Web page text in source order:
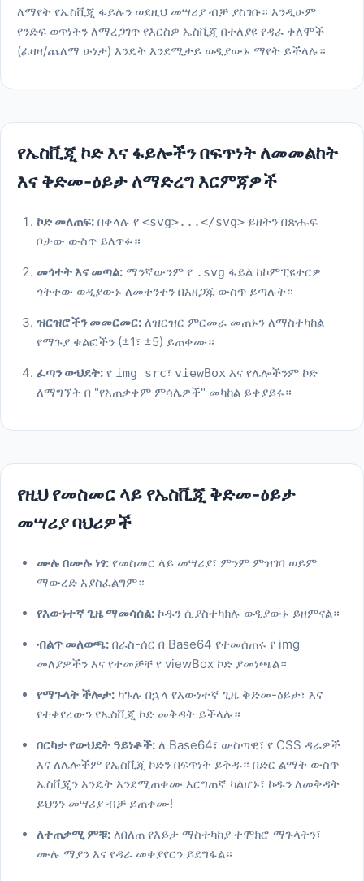
ለማየት የኤስቪጂ ፋይሉን ወደዚህ መሣሪያ ብቻ ያስገቡ። እንዲሁም
የንድፍ ወጥነትን ለማረጋገጥ የእርስዎ ኤስቪጂ በተለያዩ የዳራ ቀለሞች
(ፈዛዛ/ጨለማ ሁነታ) እንዴት እንደሚታይ ወዲያውኑ ማየት ይችላሉ።
የኤስቪጂ ኮድ እና ፋይሎችን በፍጥነት ለመመልከት
እና ቅድመ-ዕይታ ለማድረግ እርምጃዎች
ኮድ መለጠፍ: በቀላሉ የ <svg>...</svg> ይዘትን በጽሑፍ
ቦታው ውስጥ ይለጥፉ።
መጎተት እና መጣል: ማንኛውንም የ .svg ፋይል ከኮምፒዩተርዎ
ጎትተው ወዲያውኑ ለመተንተን በአዘጋጁ ውስጥ ይጣሉት።
ዝርዝሮችን መመርመር: ለዝርዝር ምርመራ መጠኑን ለማስተካከል
የማጉያ ቁልፎችን (±1፣ ±5) ይጠቀሙ።
ፈጣን ውህደት: የ img src፣ viewBox እና የሌሎችንም ኮድ
ለማግኘት በ "የአጠቃቀም ምሳሌዎች" መካከል ይቀያይሩ።
የዚህ የመስመር ላይ የኤስቪጂ ቅድመ-ዕይታ
መሣሪያ ባህሪዎች
ሙሉ በሙሉ ነፃ: የመስመር ላይ መሣሪያ፣ ምንም ምዝገባ ወይም
ማውረድ አያስፈልግም።
የእውነተኛ ጊዜ ማመሳሰል: ኮዱን ሲያስተካክሉ ወዲያውኑ ይዘምናል።
ብልጥ መለወጫ: በራስ-ሰር በ Base64 የተመሰጠሩ የ img
መለያዎችን እና የተመቻቸ የ viewBox ኮድ ያመነጫል።
የማጉላት ችሎታ: ካጉሉ በኋላ የእውነተኛ ጊዜ ቅድመ-ዕይታ፣ እና
የተቀየረውን የኤስቪጂ ኮድ መቅዳት ይችላሉ።
በርካታ የውህደት ዓይነቶች: ለ Base64፣ ውስጣዊ፣ የ CSS ዳራዎች
እና ለሌሎችም የኤስቪጂ ኮድን በፍጥነት ይቅዱ። በድር ልማት ውስጥ
ኤስቪጂን እንዴት እንደሚጠቀሙ እርግጠኛ ካልሆኑ፣ ኮዱን ለመቅዳት
ይህንን መሣሪያ ብቻ ይጠቀሙ!
ለተጠቃሚ ምቹ: ለበለጠ የእይታ ማስተካከያ ተሞክሮ ማጉላትን፣
ሙሉ ማያን እና የዳራ መቀያየርን ይደግፋል።